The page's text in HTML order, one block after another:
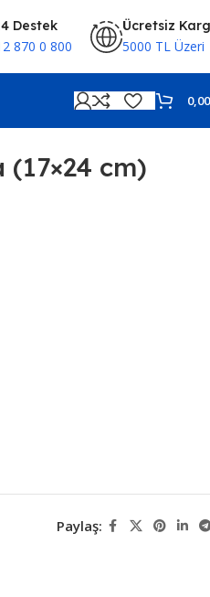
Destek
870 0 800
Ücretsiz
5000 TL Üzeri
cm)
Paylaş: